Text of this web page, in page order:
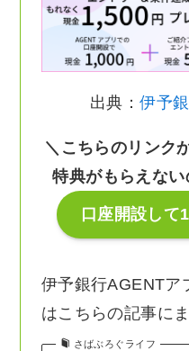
出典：伊予
＼こちらのリンク
特典がもらえな
口座開設して
伊予銀行AGENTア
はこちらの記事に
さばぶろぐライフ